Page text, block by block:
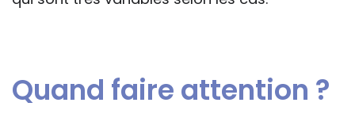
Quand faire attention ?